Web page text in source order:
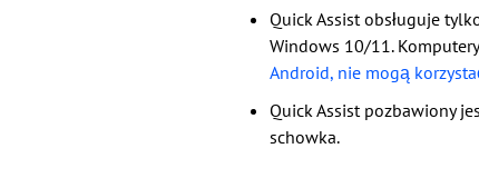
Quick Assist obsługuje
Windows 10/11.
Android, nie mogą
Quick Assist pozbawiony
schowka.